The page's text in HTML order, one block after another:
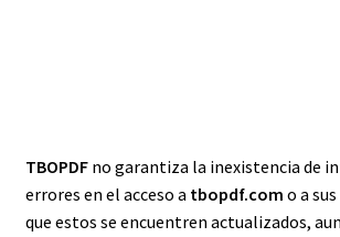
TBOPDFno garantiza la inexistencia de
errores en el acceso a tbopdf.com o a
que estos se encuentren actualizados,